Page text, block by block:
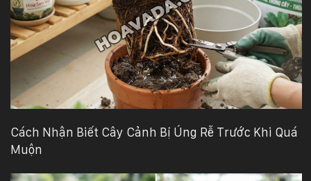
Cách Nhận Biết Cây Cảnh Bị Úng Rễ Trước Khi Quá
Muộn